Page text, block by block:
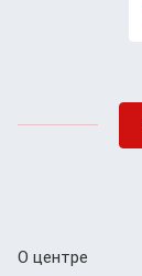
О центре